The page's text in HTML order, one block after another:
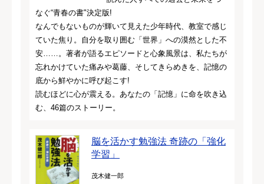
なぐ“青春の書"決定版!
なんでもないものが輝いて見えた少年時代、教室で感じ
ていた焦り。自分を取り囲む「世界」への漠然とした不
安……。著者が語るエピソードと心象風景は、私たちが
忘れかけていた痛みや葛藤、そしてきらめきを、記憶の
底から鮮やかに呼び起こす!
読むほどに心が震える。あなたの「記憶」に命を吹き込
む、46篇のストーリー。
脳を活かす勉強法 奇跡の「強化
学習」
茂木健一郎